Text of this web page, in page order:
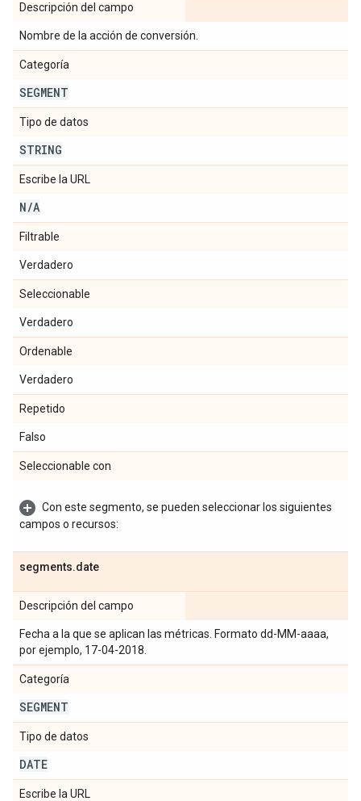
Descripción del campo
Nombre de la acción de conversión.
Categoría
SEGMENT
Tipo de datos
STRING
Escribe la URL
N/A
Filtrable
Verdadero
Seleccionable
Verdadero
Ordenable
Verdadero
Repetido
Falso
Seleccionable con
Con este segmento, se pueden seleccionar los siguientes
campos o recursos:
segments.date
Descripción del campo
Fecha a la que se aplican las métricas. Formato dd-MM-aaaa,
por ejemplo, 17-04-2018.
Categoría
SEGMENT
Tipo de datos
DATE
Escribe la URL